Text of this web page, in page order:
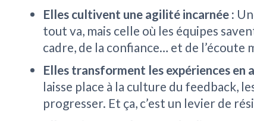
Elles cultivent une agilité incarnée :
tout va, mais celle où les équipes
cadre, de la confiance… et de l’écoute
Elles transforment les expériences en
laisse place à la culture du feedback,
progresser. Et ça, c’est un levier de